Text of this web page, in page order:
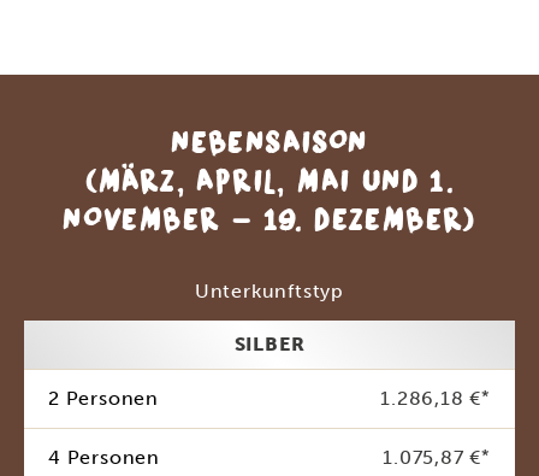
NEBENSAISON
(MÄRZ, APRIL, MAI UND 1.
NOVEMBER - 19. DEZEMBER)
Unterkunftstyp
SILBER
2 Personen 1.286,18 €*
4 Personen 1.075,87 €*